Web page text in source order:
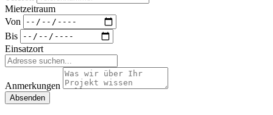
Mietzeitraum
Von
Bis
Einsatzort
Anmerkungen
Absenden